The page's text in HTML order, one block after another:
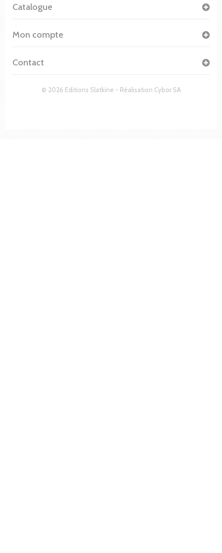
© 2026 Editions Slatkine - Réalisation Cybor SA
Catalogue
Mon compte
Contact